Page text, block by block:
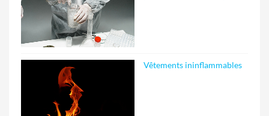
Vêtements ininflammables